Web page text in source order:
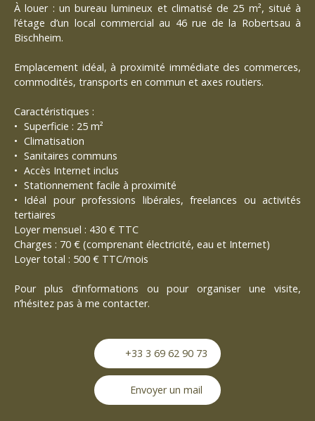
À louer : un bureau lumineux et climatisé de 25 m², situé à
l’étage d’un local commercial au 46 rue de la Robertsau à
Bischheim.
Emplacement idéal, à proximité immédiate des commerces,
commodités, transports en commun et axes routiers.
Caractéristiques :
Superficie : 25 m²
Climatisation
Sanitaires communs
Accès Internet inclus
Stationnement facile à proximité
Idéal pour professions libérales, freelances ou activités
tertiaires
Loyer mensuel : 430 € TTC
Charges : 70 € (comprenant électricité, eau et Internet)
Loyer total : 500 € TTC/mois
Pour plus d’informations ou pour organiser une visite,
n’hésitez pas à me contacter.
+33 3 69 62 90 73
Envoyer un mail